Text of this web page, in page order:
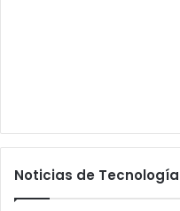
Noticias de Tecnología